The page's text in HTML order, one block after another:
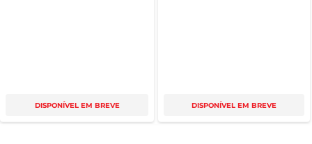
DISPONÍVEL EM BREVE DISPONÍVEL EM BREVE